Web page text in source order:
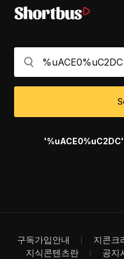
'%uACE0%uC2DC'
구독가입안내
지콘크
지식콘텐츠란
공지